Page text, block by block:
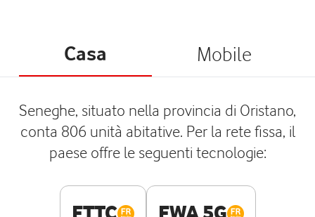
Casa Mobile
Seneghe, situato nella provincia di Oristano,
conta 806 unità abitative. Per la rete fissa, il
paese offre le seguenti tecnologie: